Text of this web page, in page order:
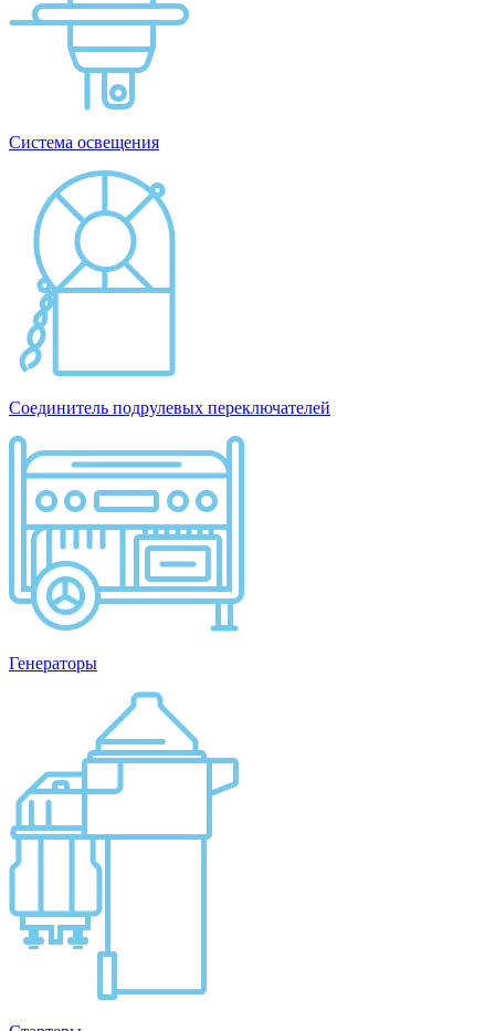
Система освещения
Соединитель подрулевых переключателей
Генераторы